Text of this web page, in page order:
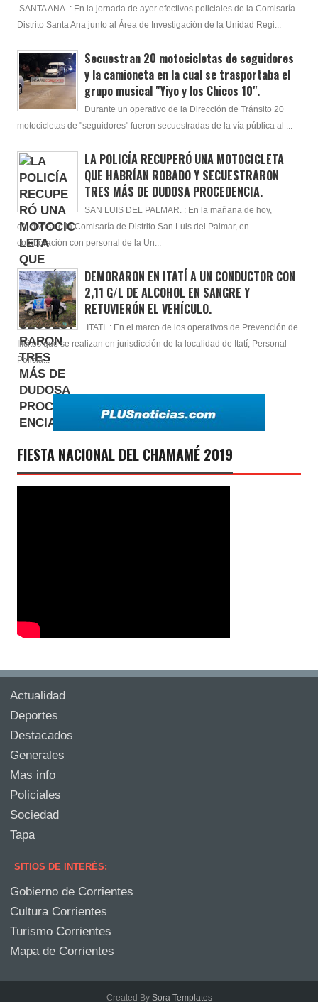
SANTA ANA : En la jornada de ayer efectivos policiales de la Comisaría
Distrito Santa Ana junto al Área de Investigación de la Unidad Regi...
Secuestran 20 motocicletas de seguidores
y la camioneta en la cual se trasportaba el
grupo musical "Yiyo y los Chicos 10".
Durante un operativo de la Dirección de Tránsito 20
motocicletas de "seguidores" fueron secuestradas de la vía pública al ...
LA POLICÍA RECUPERÓ UNA MOTOCICLETA
QUE HABRÍAN ROBADO Y SECUESTRARON
TRES MÁS DE DUDOSA PROCEDENCIA.
SAN LUIS DEL PALMAR. : En la mañana de hoy,
efectivos de la Comisaría de Distrito San Luis del Palmar, en
colaboración con personal de la Un...
DEMORARON EN ITATÍ A UN CONDUCTOR CON
2,11 G/L DE ALCOHOL EN SANGRE Y
RETUVIERÓN EL VEHÍCULO.
ITATI : En el marco de los operativos de Prevención de
Ilícitos que se realizan en jurisdicción de la localidad de Itatí, Personal
Policia...
FIESTA NACIONAL DEL CHAMAMÉ 2019
Actualidad
Deportes
Destacados
Generales
Mas info
Policiales
Sociedad
Tapa
SITIOS DE INTERÉS:
Gobierno de Corrientes
Cultura Corrientes
Turismo Corrientes
Mapa de Corrientes
Created By Sora Templates